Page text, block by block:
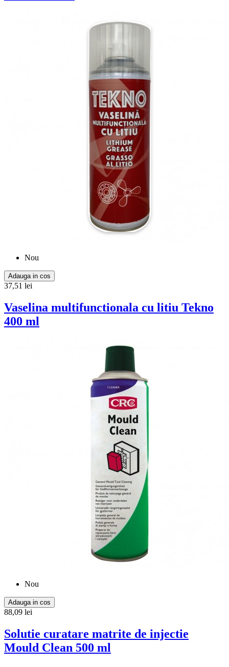
Nou
Adauga in cos
37,51 lei
Vaselina multifunctionala cu litiu Tekno
400 ml
Nou
Adauga in cos
88,09 lei
Solutie curatare matrite de injectie
Mould Clean 500 ml